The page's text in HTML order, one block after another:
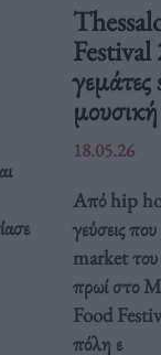
Festival
18.05.26
Από hip
γεύσεις
market του
πρωί στο
Food
πόλη ε